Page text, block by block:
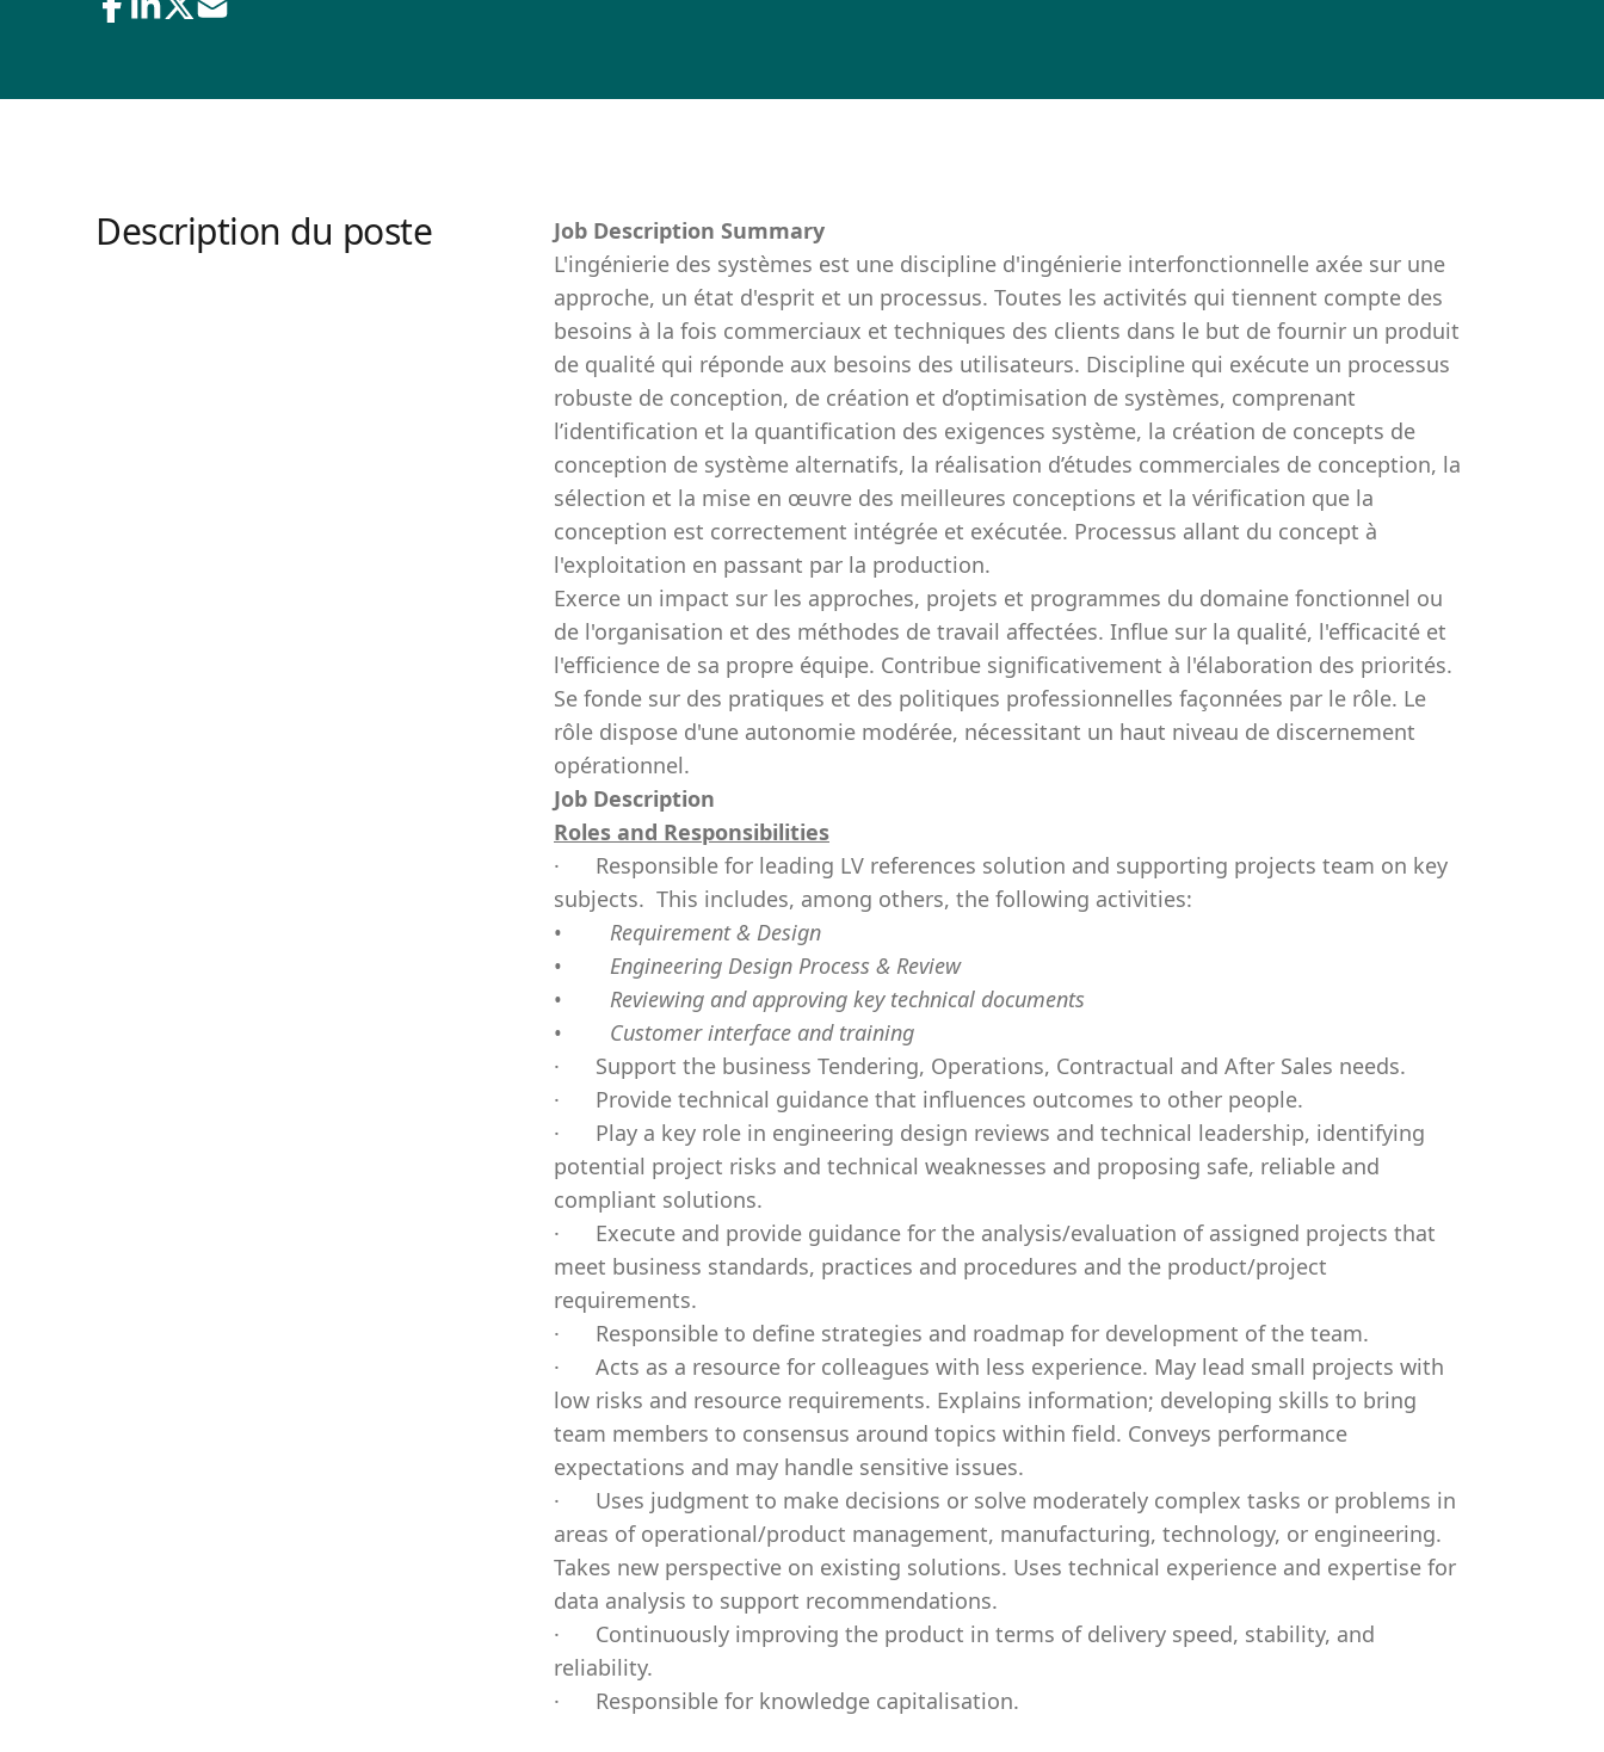
Description du poste
Job Description Summary
L'ingénierie des systèmes est une discipline d'ingénierie interfonctionnelle axée sur une
approche, un état d'esprit et un processus. Toutes les activités qui tiennent compte des
besoins à la fois commerciaux et techniques des clients dans le but de fournir un produit
de qualité qui réponde aux besoins des utilisateurs. Discipline qui exécute un processus
robuste de conception, de création et d’optimisation de systèmes, comprenant
l’identification et la quantification des exigences système, la création de concepts de
conception de système alternatifs, la réalisation d’études commerciales de conception, la
sélection et la mise en œuvre des meilleures conceptions et la vérification que la
conception est correctement intégrée et exécutée. Processus allant du concept à
l'exploitation en passant par la production.
Exerce un impact sur les approches, projets et programmes du domaine fonctionnel ou
de l'organisation et des méthodes de travail affectées. Influe sur la qualité, l'efficacité et
l'efficience de sa propre équipe. Contribue significativement à l'élaboration des priorités.
Se fonde sur des pratiques et des politiques professionnelles façonnées par le rôle. Le
rôle dispose d'une autonomie modérée, nécessitant un haut niveau de discernement
opérationnel.
Job Description
Roles and Responsibilities
·
Responsible for leading LV references solution and supporting projects team on key
subjects. This includes, among others, the following activities:
•
Requirement & Design
•
Engineering Design Process & Review
•
Reviewing and approving key technical documents
•
Customer interface and training
·
Support the business Tendering, Operations, Contractual and After Sales needs.
·
Provide technical guidance that influences outcomes to other people.
·
Play a key role in engineering design reviews and technical leadership, identifying
potential project risks and technical weaknesses and proposing safe, reliable and
compliant solutions.
·
Execute and provide guidance for the analysis/evaluation of assigned projects that
meet business standards, practices and procedures and the product/project
requirements.
·
Responsible to define strategies and roadmap for development of the team.
·
Acts as a resource for colleagues with less experience. May lead small projects with
low risks and resource requirements. Explains information; developing skills to bring
team members to consensus around topics within field. Conveys performance
expectations and may handle sensitive issues.
·
Uses judgment to make decisions or solve moderately complex tasks or problems in
areas of operational/product management, manufacturing, technology, or engineering.
Takes new perspective on existing solutions. Uses technical experience and expertise for
data analysis to support recommendations.
·
Continuously improving the product in terms of delivery speed, stability, and
reliability.
·
Responsible for knowledge capitalisation.